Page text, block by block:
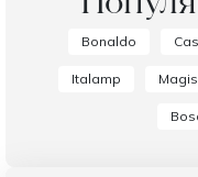
Bonaldo
Italamp Magis